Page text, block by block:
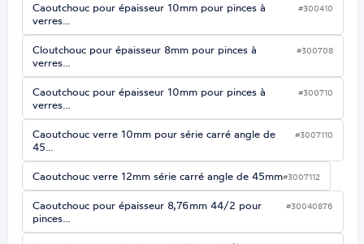
Caoutchouc pour épaisseur 10mm pour pinces à
verres…
#300410
Cloutchouc pour épaisseur 8mm pour pinces à
verres…
#300708
Caoutchouc pour épaisseur 10mm pour pinces à
verres…
#300710
Caoutchouc verre 10mm pour série carré angle de
45…
#3007110
Caoutchouc verre 12mm série carré angle de 45mm#3007112
Caoutchouc pour épaisseur 8,76mm 44/2 pour
pinces…
#30040876